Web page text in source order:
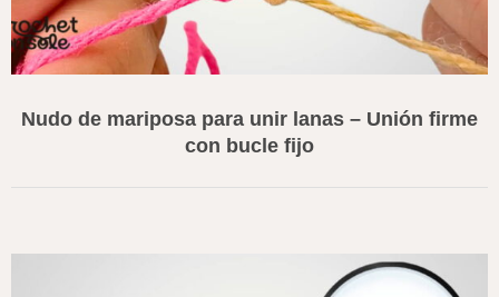
Nudo de mariposa para unir lanas – Unión firme
con bucle fijo